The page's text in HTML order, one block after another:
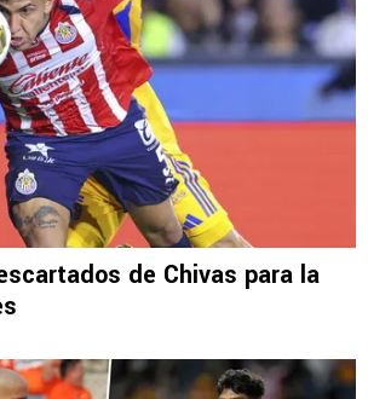
de Chivas para la